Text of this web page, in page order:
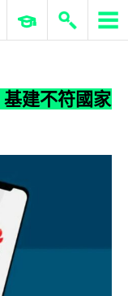
ERP 與商業 AI
建不符國家